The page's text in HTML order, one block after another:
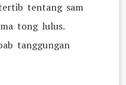
tentang sam
tong lulus.
tanggungan